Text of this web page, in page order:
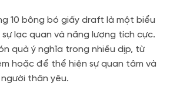
10 bông bó giấy draft là một biểu
lạc quan và năng lượng tích cực.
quà ý nghĩa trong nhiều dịp, từ
hoặc để thể hiện sự quan tâm và
thân yêu.